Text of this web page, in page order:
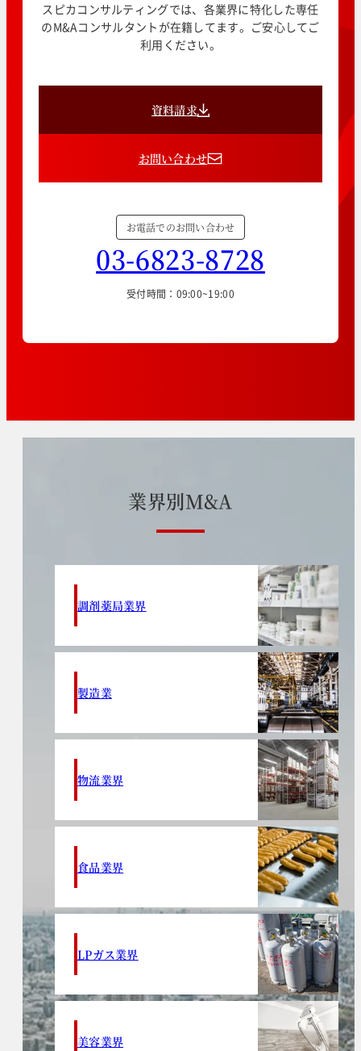
スピカコンサルティングでは、各業界に特化した専任
のM&Aコンサルタントが在籍してます。ご安心してご
利用ください。
資料請求
お問い合わせ
お電話でのお問い合わせ
03-6823-8728
受付時間：09:00~19:00
業界別M&A
調剤薬局業界
製造業
物流業界
食品業界
LPガス業界
美容業界